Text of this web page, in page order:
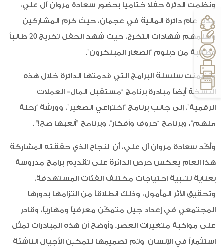
ونظمت الدئرة حفلا ختاميا بحضور سعادة مروان آل علي،
مدير عام دائرة المالية في عجمان، حيث كرم المشاركين
وسلمهم شهادات التخرج، حيث شهد الحفل تخريج 20 طالباً
وطالبة من دبلوم “الصغار المبتكرون”.
وتضمنت سلسلة البرامج التي قدمتها الدائرة خلال هذه
النسخة أيضاً مبادرة برنامج “مستقبل المال- العملات
الرقمية”، إلى جانب برنامج “اختراعي الصغير”، وورشة “رحلة
ملهم”، وبرنامج “حروف وأفكار”، وبرنامج "ألعبها صح!" .
وأكّد سعادة مروان آل علي، أن النجاح الذي حققته المشاركة
هذا العام يعكس حرص الدائرة على تقديم برامج مدروسة
بعناية لتلبية احتياجات مختلف الفئات المستهدفة،
وتحقيق الأثر المأمول، وذلك انطلاقاً من التزامها بدورها
المجتمعي في إعداد جيل متمكّن معرفياً ومهارياً، وقادر
على مواكبة متغيرات العصر. وأوضح أن هذه المبادرات تمثّل
استثماراً في الإنسان، وتم تصميمها لتمكين الأجيال الناشئة